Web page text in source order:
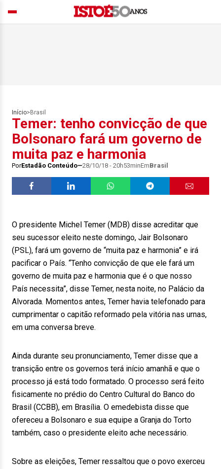
Início> Brasil
Temer: tenho convicção de que
Bolsonaro fará um governo de
muita paz e harmonia
PorEstadão Conteúdo 28/10/18 - 20h53minEmBrasil
O presidente Michel Temer (MDB) disse acreditar que
seu sucessor eleito neste domingo, Jair Bolsonaro
(PSL), fará um governo de “muita paz e harmonia” e irá
pacificar o País. “Tenho convicção de que ele fará um
governo de muita paz e harmonia que é o que nosso
País necessita”, disse Temer, nesta noite, no Palácio da
Alvorada. Momentos antes, Temer havia telefonado para
cumprimentar o capitão reformado pela vitória nas urnas,
em uma conversa breve.
Ainda durante seu pronunciamento, Temer disse que a
transição entre os governos terá início amanhã e que o
processo já está todo formatado. O processo será feito
fisicamente no prédio do Centro Cultural do Banco do
Brasil (CCBB), em Brasília. O emedebista disse que
ofereceu a Bolsonaro e sua equipe a Granja do Torto
também, caso o presidente eleito ache necessário.
Sobre as eleições, Temer ressaltou que o povo exerceu